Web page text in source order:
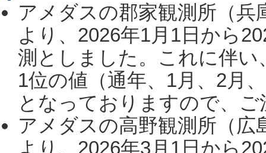
アメダスの郡家観測所（
より、2026年1月1日から
測としました。これに伴い
1位の値（通年、1月、2月
となっておりますので、
アメダスの高野観測所（
より、2026年3月1日から